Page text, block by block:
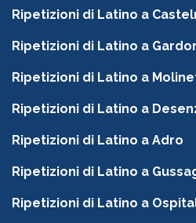
Ripetizioni di Latino a
Ripetizioni di Latino a
Ripetizioni di Latino a
Ripetizioni di Latino a
Ripetizioni di Latino a Adro
Ripetizioni di Latino a
Ripetizioni di Latino a